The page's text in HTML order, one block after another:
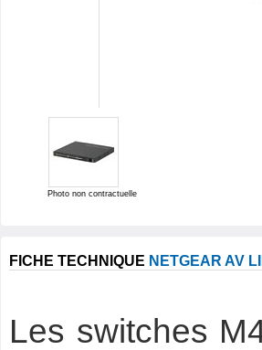
Photo non contractuelle
FICHE TECHNIQUE NETGEAR AV
Les switches